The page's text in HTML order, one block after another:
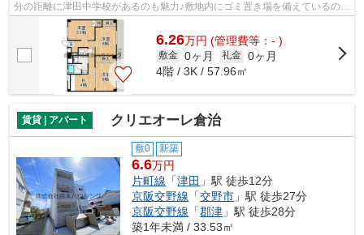
分の距離に津田中学校があるのも魅力♪敷地内にゴミ置き場を備えているので
敷地外に出る必要が無く、ごみ出しが...
6.26万円 (管理費等：- )
敷金 0ヶ月 礼金 0ヶ月
4階 / 3K / 57.96㎡
賃貸 | アパート クリエオーレ倉治
敷0 新築
6.6万円
片町線 「津田 」駅 徒歩12分
京阪交野線 「交野市 」駅 徒歩27分
京阪交野線 「郡津 」駅 徒歩28分
築1年未満 / 33.53㎡